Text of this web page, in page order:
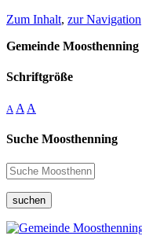
Zum Inhalt, zur Navigation
Gemeinde Moosthenning
Schriftgröße
A A A
Suche Moosthenning
suchen